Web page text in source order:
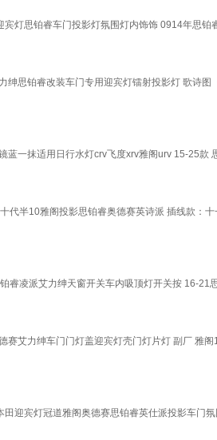
灯思铂睿车门投影灯氛围灯内饰饰 0914年思铂
绅思铂睿改装车门专用迎宾灯镭射投影灯 歌诗图
蓝一抹适用日行水灯crv飞度xrv雅阁urv 15-25款
代半10雅阁投影思铂睿奥德赛英诗派 插线款：
睿凌派艾力绅天窗开关车内吸顶灯开关按 16-21
赛艾力绅车门门灯盖迎宾灯壳门灯片灯 副厂 雅阁
迎宾灯冠道雅阁奥德赛思铂睿英仕派投影车门